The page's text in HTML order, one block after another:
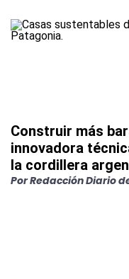
Construir más
innovadora
la cordillera
PorRedacción Diario